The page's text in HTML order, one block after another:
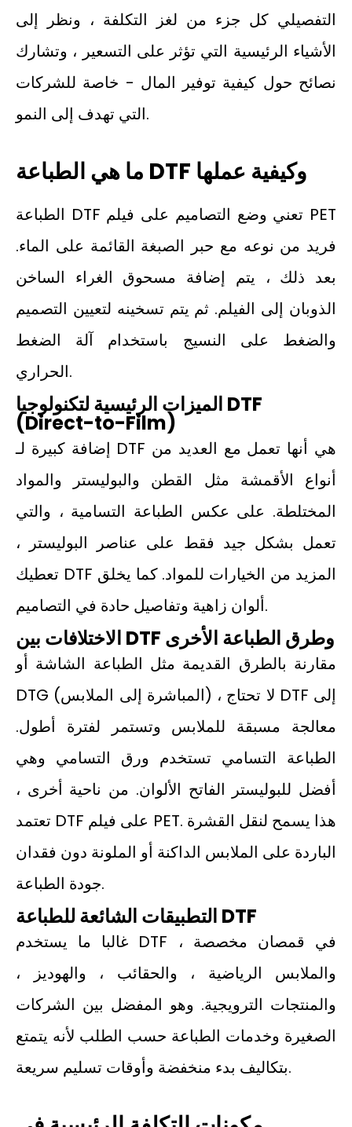
التفصيلي كل جزء من لغز التكلفة ، ونظر إلى
الأشياء الرئيسية التي تؤثر على التسعير ، وتشارك
نصائح حول كيفية توفير المال - خاصة للشركات
التي تهدف إلى النمو.
ما هي الطباعة DTF وكيفية عملها
الطباعة DTF تعني وضع التصاميم على فيلم PET
فريد من نوعه مع حبر الصبغة القائمة على الماء.
بعد ذلك ، يتم إضافة مسحوق الغراء الساخن
الذوبان إلى الفيلم. ثم يتم تسخينه لتعيين التصميم
والضغط على النسيج باستخدام آلة الضغط
الحراري.
الميزات الرئيسية لتكنولوجيا DTF
(Direct-to-Film)
إضافة كبيرة لـ DTF هي أنها تعمل مع العديد من
أنواع الأقمشة مثل القطن والبوليستر والمواد
المختلطة. على عكس الطباعة التسامية ، والتي
تعمل بشكل جيد فقط على عناصر البوليستر ،
تعطيك DTF المزيد من الخيارات للمواد. كما يخلق
ألوان زاهية وتفاصيل حادة في التصاميم.
الاختلافات بين DTF وطرق الطباعة الأخرى
مقارنة بالطرق القديمة مثل الطباعة الشاشة أو
DTG (المباشرة إلى الملابس) ، لا تحتاج DTF إلى
معالجة مسبقة للملابس وتستمر لفترة أطول.
الطباعة التسامي تستخدم ورق التسامي وهي
أفضل للبوليستر الفاتح الألوان. من ناحية أخرى ،
تعتمد DTF على فيلم PET. هذا يسمح لنقل القشرة
الباردة على الملابس الداكنة أو الملونة دون فقدان
جودة الطباعة.
التطبيقات الشائعة للطباعة DTF
غالبا ما يستخدم DTF في قمصان مخصصة ،
والملابس الرياضية ، والحقائب ، والهوديز ،
والمنتجات الترويجية. وهو المفضل بين الشركات
الصغيرة وخدمات الطباعة حسب الطلب لأنه يتمتع
بتكاليف بدء منخفضة وأوقات تسليم سريعة.